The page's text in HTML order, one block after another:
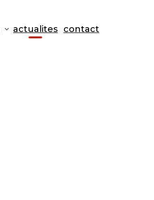
actualites contact